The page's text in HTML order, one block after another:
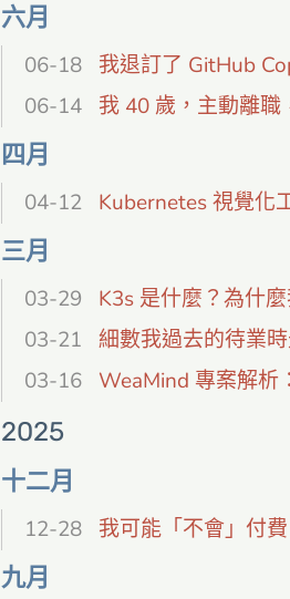
六月
06-18
我退訂了 GitHub
06-14
我 40 歲，主動離
四月
04-12 Kubernetes 視覺化
三月
03-29
K3s 是什麼？為什
03-21
細數我過去的待業
03-16
WeaMind 專案解析
2025
十二月
12-28 我可能「不會」付
九月